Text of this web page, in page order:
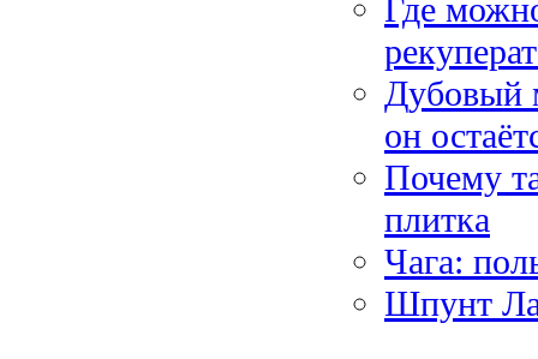
Где
Дубовый
он
Почему
плитка
Чага:
Шпунт